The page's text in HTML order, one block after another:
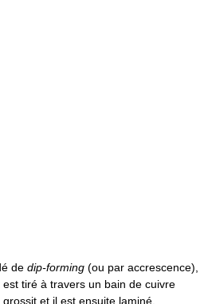
de dip-forming (ou par accrescence),
tiré à travers un bain de cuivre
grossit et il est ensuite laminé.